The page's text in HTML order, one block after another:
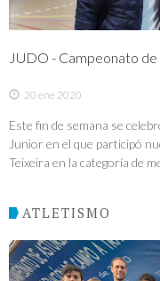
JUDO - Campeonato
20 ene 2020
Este fin de semana se
Junior en el que participó
Teixeira en la categoría de
ATLETISMO